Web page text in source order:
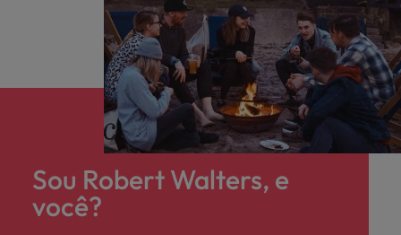
Sou Robert Walters, e
você?